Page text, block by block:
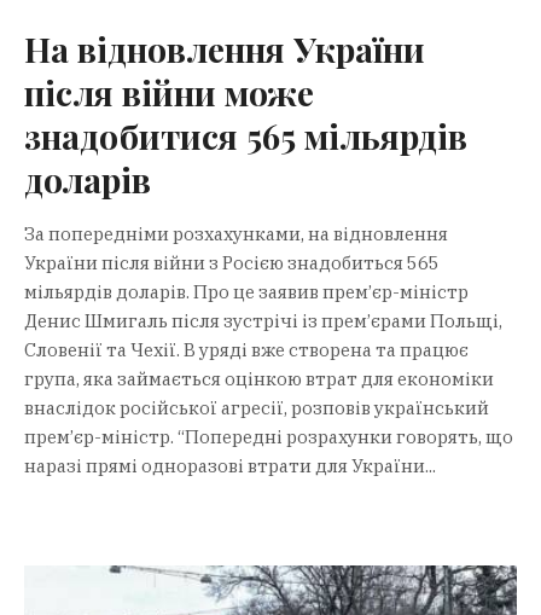
На відновлення України
після війни може
знадобитися 565 мільярдів
доларів
За попередніми розхахунками, на відновлення
України після війни з Росією знадобиться 565
мільярдів доларів. Про це заявив прем’єр-міністр
Денис Шмигаль після зустрічі із прем’єрами Польщі,
Словенії та Чехії. В уряді вже створена та працює
група, яка займається оцінкою втрат для економіки
внаслідок російської агресії, розповів український
прем’єр-міністр. “Попередні розрахунки говорять, що
наразі прямі одноразові втрати для України...